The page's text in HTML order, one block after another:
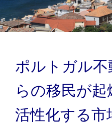
ポルトガル
らの移民が
活性化する市